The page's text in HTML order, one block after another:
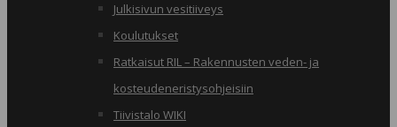
Julkisivun vesitiiveys
Koulutukset
Ratkaisut RIL – Rakennusten veden- ja
kosteudeneristysohjeisiin
Tiivistalo WIKI